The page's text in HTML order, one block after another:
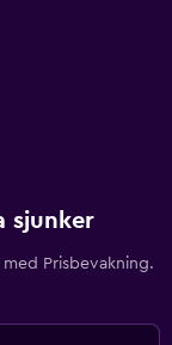
sjunker
Prisbevakning.